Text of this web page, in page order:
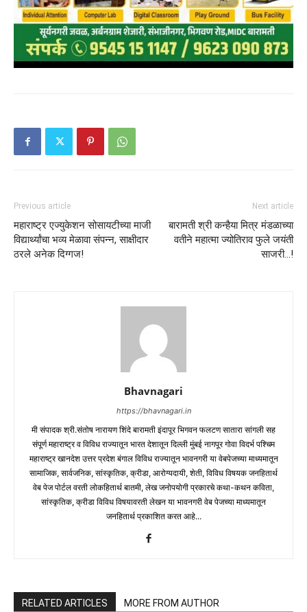
Previous article
महाराष्ट्र एज्युकेशन सोसायटीच्या माजी
विद्यार्थ्यांचा भव्य मेळावा संपन्न, साक्षीदार
ठरले अनेक दिग्गज!
Next article
बारामती श्री कन्हैया मित्र मंडळाच्या
वतीने महात्मा ज्योतिराव फुले जयंती
साजरी…!
Bhavnagari
https://bhavnagari.in
मी संपादक श्री.संतोष नारायण शिंदे बारामती इंदापूर भिगवन फलटण सातारा सांगली सह
संपूर्ण महाराष्ट्र व विविध राज्यातून भारत देशातून दिल्ली मुंबई नागपूर गोवा विदर्भ पश्चिम
महाराष्ट्र खानदेश उत्तर प्रदेश बंगाल विविध राज्यातून भावनगरी या वेबपेजच्या माध्यमातून
सामाजिक, सार्वजनिक, सांस्कृतिक, क्रीडा, आरोग्यदायी, शेती, विविध विषयक जनहितार्थ
वेब पेज पोर्टल वरती लोकहितार्थ बातमी, लेख जनोपयोगी प्रकारचे कथा-कथन कविता,
सांस्कृतिक, क्रीडा विविध विषयावरती लेखन या भावनगरी वेब पेजच्या माध्यमातून
जनहितार्थ प्रकाशित करत आहे...
RELATED ARTICLES MORE FROM AUTHOR